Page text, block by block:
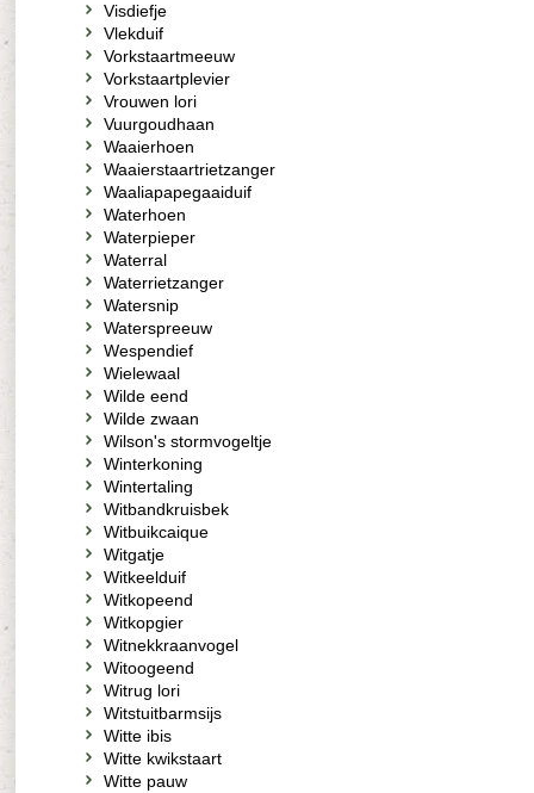
Visdiefje
Vlekduif
Vorkstaartmeeuw
Vorkstaartplevier
Vrouwen lori
Vuurgoudhaan
Waaierhoen
Waaierstaartrietzanger
Waaliapapegaaiduif
Waterhoen
Waterpieper
Waterral
Waterrietzanger
Watersnip
Waterspreeuw
Wespendief
Wielewaal
Wilde eend
Wilde zwaan
Wilson's stormvogeltje
Winterkoning
Wintertaling
Witbandkruisbek
Witbuikcaique
Witgatje
Witkeelduif
Witkopeend
Witkopgier
Witnekkraanvogel
Witoogeend
Witrug lori
Witstuitbarmsijs
Witte ibis
Witte kwikstaart
Witte pauw